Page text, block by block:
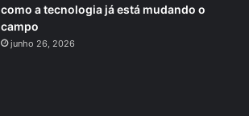
como a tecnologia já está mudando o
campo
junho 26, 2026